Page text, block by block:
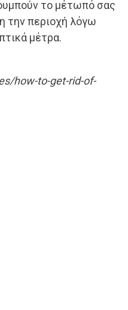
το μέτωπό σας
την περιοχή λόγω
μέτρα.
how-to-get-rid-of-